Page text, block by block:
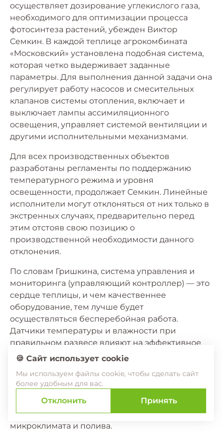
осуществляет дозирование углекислого газа,
необходимого для оптимизации процесса
фотосинтеза растений, убежден Виктор
Семкин. В каждой теплице агрокомбината
«Московский» установлена подобная система,
которая четко выдерживает заданные
параметры. Для выполнения данной задачи она
регулирует работу насосов и смесительных
клапанов системы отопления, включает и
выключает лампы ассимиляционного
освещения, управляет системой вентиляции и
другими исполнительными механизмами.
Для всех производственных объектов
разработаны регламенты по поддержанию
температурного режима и уровня
освещенности, продолжает Семкин. Линейные
исполнители могут отклоняться от них только в
экстренных случаях, предварительно перед
этим отстояв свою позицию о
производственной необходимости данного
отклонения.
По словам Гришкина, система управления и
мониторинга (управляющий контроллер) — это
сердце теплицы, и чем качественнее
оборудование, тем лучше будет
осуществляться бесперебойная работа.
Датчики температуры и влажности при
правильном развесе влияют на эффективное
управление микроклиматом. Важно и
программное обеспечение, через которое
можно наблюдать за рабочим процессом и
координировать его, управляя всеми
технологическими системами в теплице, и
фиксировать, как четко выстроена система
микроклимата и полива.
🍪 Сайт использует cookie
Мы используем файлы cookie, чтобы сделать сайт
более удобным для вас.
Отклонить Принять